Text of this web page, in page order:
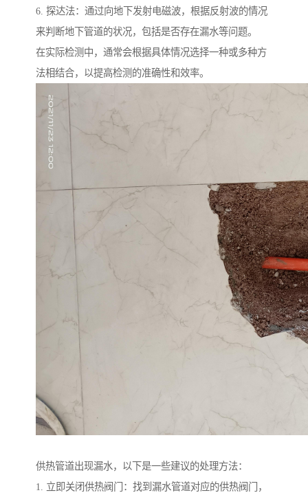
6. 探达法：通过向地下发射电磁波，根据反射波的情况
来判断地下管道的状况，包括是否存在漏水等问题。
在实际检测中，通常会根据具体情况选择一种或多种方
法相结合，以提高检测的准确性和效率。
供热管道出现漏水，以下是一些建议的处理方法：
1. 立即关闭供热阀门：找到漏水管道对应的供热阀门，